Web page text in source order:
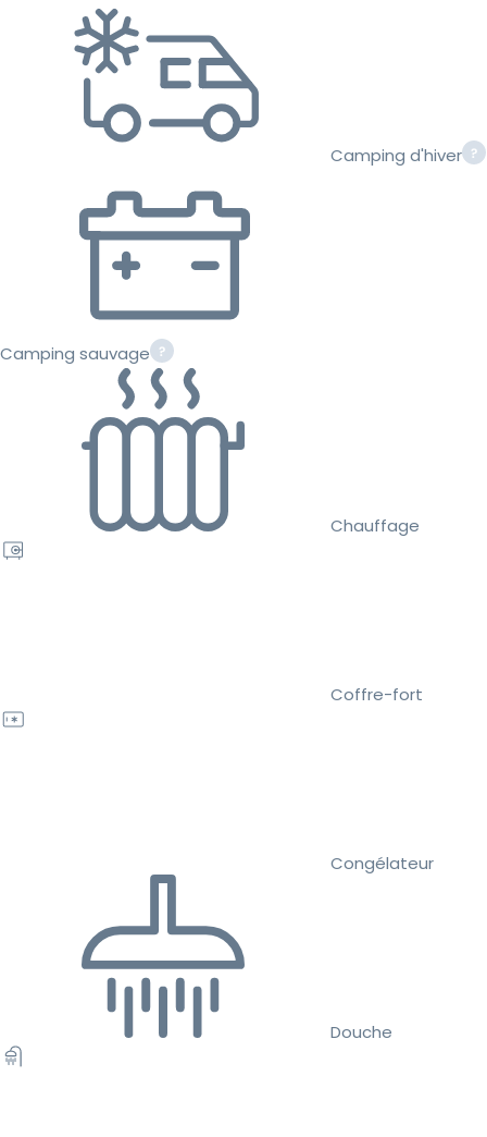
Camping d'hiver
Camping sauvage
Chauffage
Coffre-fort
Congélateur
Douche